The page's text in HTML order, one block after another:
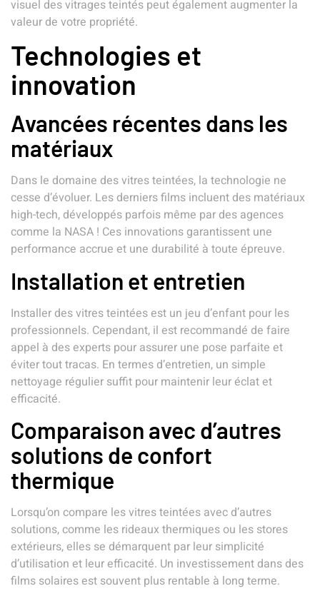
visuel des vitrages teintés peut également augmenter la
valeur de votre propriété.
Technologies et
innovation
Avancées récentes dans les
matériaux
Dans le domaine des vitres teintées, la technologie ne
cesse d’évoluer. Les derniers films incluent des matériaux
high-tech, développés parfois même par des agences
comme la NASA ! Ces innovations garantissent une
performance accrue et une durabilité à toute épreuve.
Installation et entretien
Installer des vitres teintées est un jeu d’enfant pour les
professionnels. Cependant, il est recommandé de faire
appel à des experts pour assurer une pose parfaite et
éviter tout tracas. En termes d’entretien, un simple
nettoyage régulier suffit pour maintenir leur éclat et
efficacité.
Comparaison avec d’autres
solutions de confort
thermique
Lorsqu’on compare les vitres teintées avec d’autres
solutions, comme les rideaux thermiques ou les stores
extérieurs, elles se démarquent par leur simplicité
d’utilisation et leur efficacité. Un investissement dans des
films solaires est souvent plus rentable à long terme.